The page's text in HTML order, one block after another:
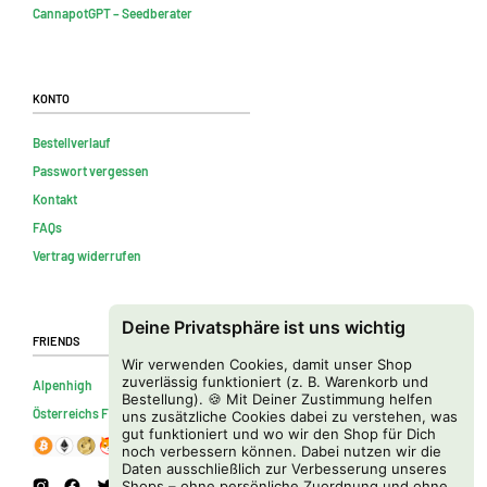
Deine Privatsphäre ist uns wichtig
Wir verwenden Cookies, damit unser Shop
zuverlässig funktioniert (z. B. Warenkorb und
Bestellung). 🍪 Mit Deiner Zustimmung helfen
uns zusätzliche Cookies dabei zu verstehen, was
gut funktioniert und wo wir den Shop für Dich
noch verbessern können. Dabei nutzen wir die
Daten ausschließlich zur Verbesserung unseres
CannapotGPT – Seedberater
Konto
Bestellverlauf
Passwort vergessen
Kontakt
FAQs
Vertrag widerrufen
Friends
Alpenhigh
Österreichs Firmenverzeichnis